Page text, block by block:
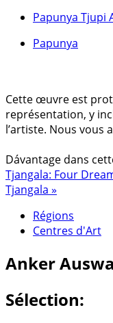
Papunya Tjupi
Papunya
Cette œuvre est
représentation, y
l’artiste. Nous vous
Dávantage dans
Tjangala: Four
Tjangala »
Régions
Centres d'Art
Anker
Sélection: